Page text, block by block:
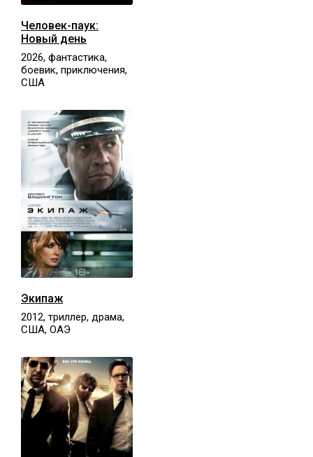
Человек-паук:
Новый день
2026, фантастика,
боевик, приключения,
США
Экипаж
2012, триллер, драма,
США, ОАЭ